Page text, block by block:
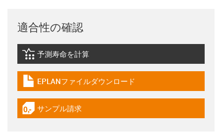
適合性の確認
igus-icon-lebensdauerrechner
予測寿命を計算
igus-icon-download-plan
EPLANファイルダウンロード
igus-icon-gratismuster
サンプル請求